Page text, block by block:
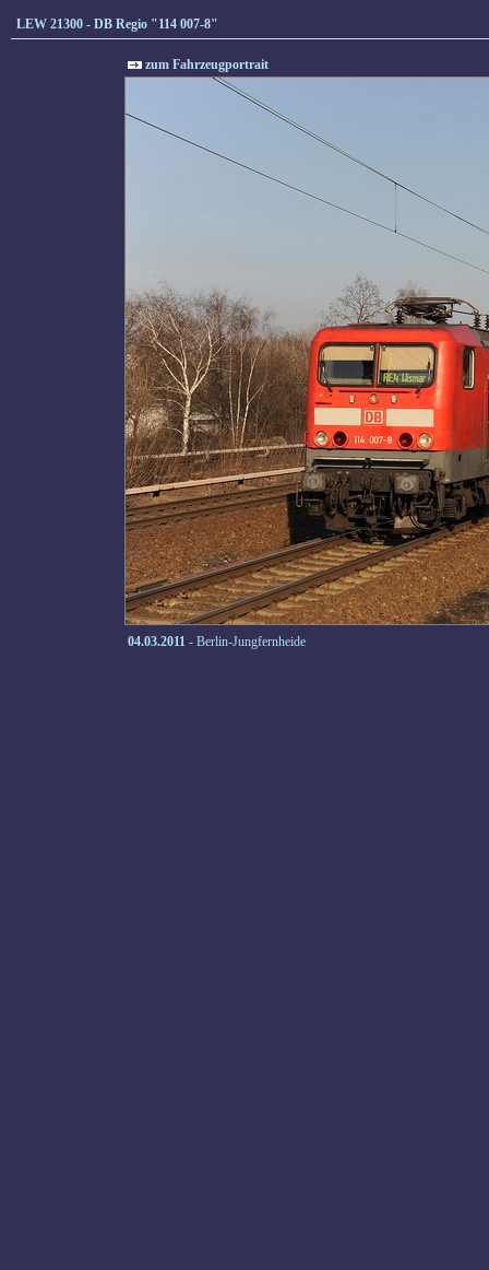
LEW 21300 - DB Regio "114 007-8"
zum Fahrzeugportrait
04.03.2011 - Berlin-Jungfernheide